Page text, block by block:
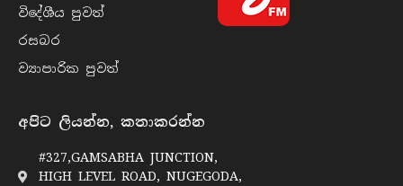
විදේශීය පුව​ත්
රසබ​ර
ව්‍යාපාරික පුව​ත්
අපිට ලියන්න, කතාකරන්න
#327,GAMSABHA JUNCTION,
HIGH LEVEL ROAD, NUGEGODA,